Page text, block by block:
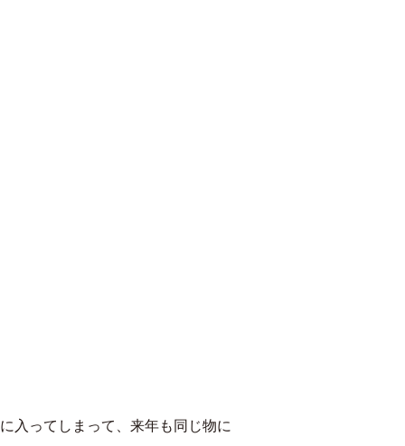
入ってしまって、来年も同じ物に